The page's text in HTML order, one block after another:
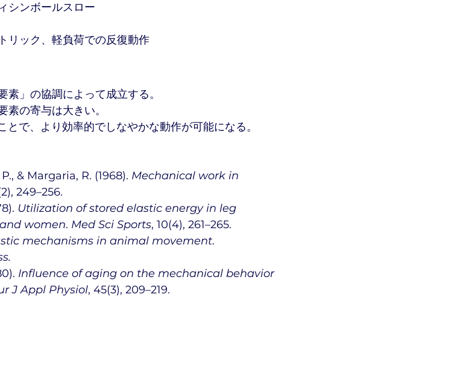
シンボールスロー
リック、軽負荷での反復動作
」の協調によって成立する。
の寄与は大きい。
とで、より効率的でしなやかな動作が可能になる。
& Margaria, R. (1968). Mechanical work in
249–256.
Utilization of stored elastic energy in leg
women. Med Sci Sports, 10(4), 261–265.
mechanisms in animal movement.
Influence of aging on the mechanical behavior
J Appl Physiol, 45(3), 209–219.